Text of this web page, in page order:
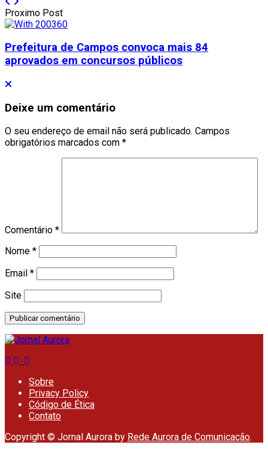
Proximo Post
Prefeitura de Campos convoca mais 84
aprovados em concursos públicos
Deixe um comentário
O seu endereço de email não será publicado. Campos
obrigatórios marcados com *
Comentário *
Nome *
Email *
Site
Sobre
Privacy Policy
Código de Ética
Contato
Copyright © Jornal Aurora by Rede Aurora de Comunicação.